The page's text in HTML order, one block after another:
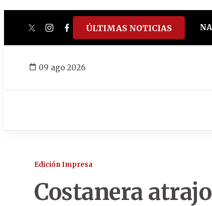
twitterinstagram
facebook
tiktokyoutube
spotify
ÚLTIMAS NOTICIAS
09 ago 2026
Edición Impresa
Costanera